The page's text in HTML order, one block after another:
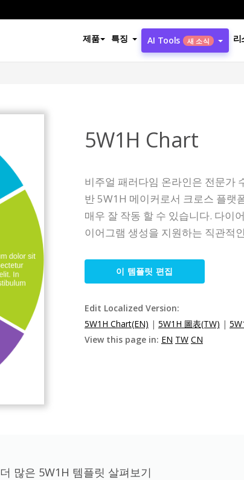
제품 특징 AI Tools 새 소식 리
5W1H Chart
비주얼 패러다임 온라인은 전문가
반 5W1H 메이커로서 크로스 플랫
매우 잘 작동 할 수 있습니다. 다이
이어그램 생성을 지원하는 직관적
이 템플릿 편집
Edit Localized Version:
5W1H Chart(EN) | 5W1H 圖表(TW) |
View this page in: EN TW CN
더 많은 5W1H 템플릿 살펴보기